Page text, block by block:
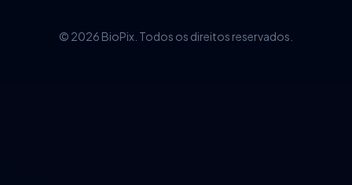
© 2026 BioPix. Todos os direitos reservados.